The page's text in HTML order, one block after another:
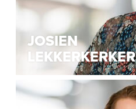
JOSIEN
LEKKERKERKER